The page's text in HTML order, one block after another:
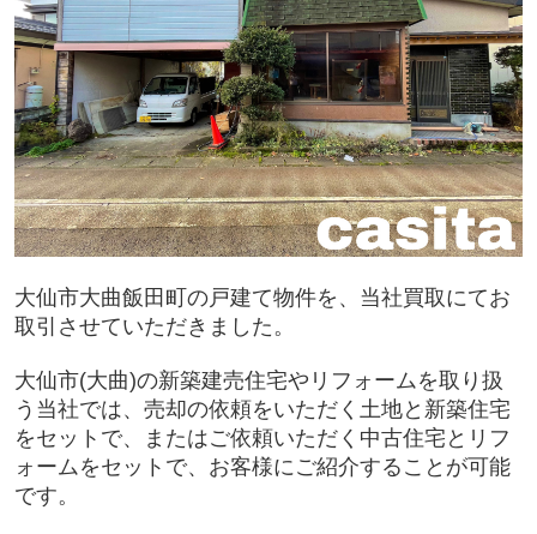
大仙市大曲飯田町の戸建て物件を、当社買取にてお
取引させていただきました。
大仙市(大曲)の新築建売住宅やリフォームを取り扱
う当社では、売却の依頼をいただく土地と新築住宅
をセットで、またはご依頼いただく中古住宅とリフ
ォームをセットで、お客様にご紹介することが可能
です。